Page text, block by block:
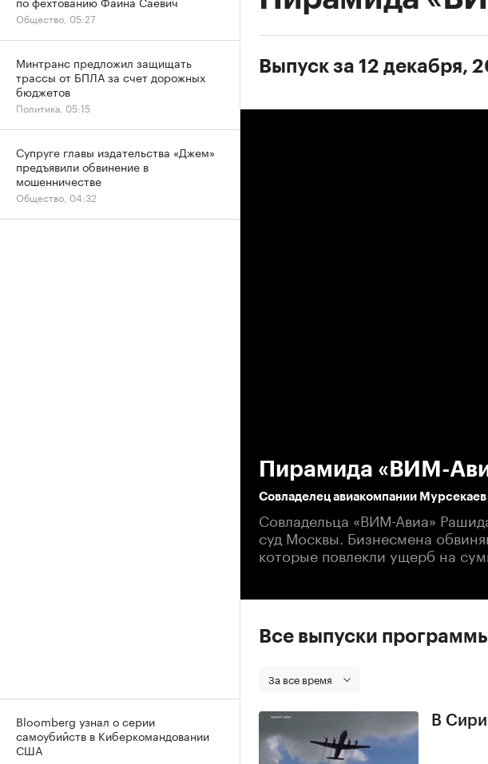
Выпуск за 12 декабря,
Пирамида «ВИМ-
Совладелец авиакомпании Мурсекаев
Совладельца «ВИМ-Авиа»
суд Москвы. Бизнесмена
которые повлекли ущерб на
Все выпуски
За все время
В
Общество, 05:27
Минтранс предложил защищать
трассы от БПЛА за счет дорожных
бюджетов
Политика, 05:15
Супруге главы издательства «Джем»
предъявили обвинение в
мошенничестве
Общество, 04:32
Bloomberg узнал о серии
самоубийств в Киберкомандовании
США